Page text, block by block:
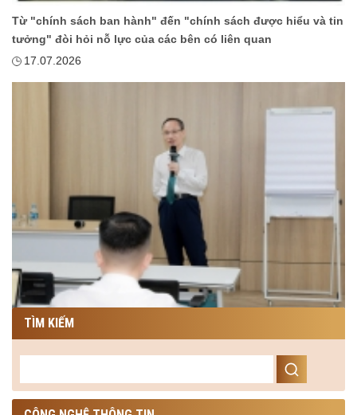
Từ "chính sách ban hành" đến "chính sách được hiểu và tin
tưởng" đòi hỏi nỗ lực của các bên có liên quan
17.07.2026
TÌM KIẾM